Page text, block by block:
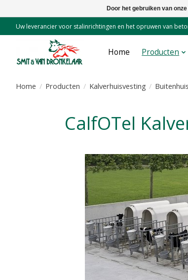
Uw leverancier voor stalinrichtingen en het opruwen van
Home Producten
Home / Producten / Kalverhuisvesting /
CalfOTel
Door het gebruiken van